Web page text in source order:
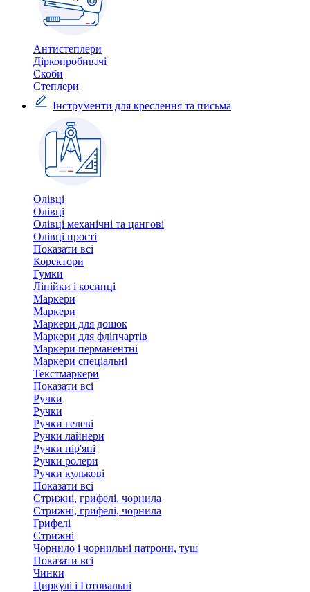
Антистеплери
Діркопробивачі
Скоби
Степлери
Інструменти для креслення та письма
Олівці
Олівці
Олівці механічні та цангові
Олівці прості
Показати всі
Коректори
Гумки
Лінійки і косинці
Маркери
Маркери
Маркери для дошок
Маркери для фліпчартів
Маркери перманентні
Маркери спеціальні
Текстмаркери
Показати всі
Ручки
Ручки
Ручки гелеві
Ручки лайнери
Ручки пір'яні
Ручки ролери
Ручки кулькові
Показати всі
Стрижні, грифелі, чорнила
Стрижні, грифелі, чорнила
Грифелі
Стрижні
Чорнило і чорнильні патрони, туш
Показати всі
Чинки
Циркулі і Готовальні